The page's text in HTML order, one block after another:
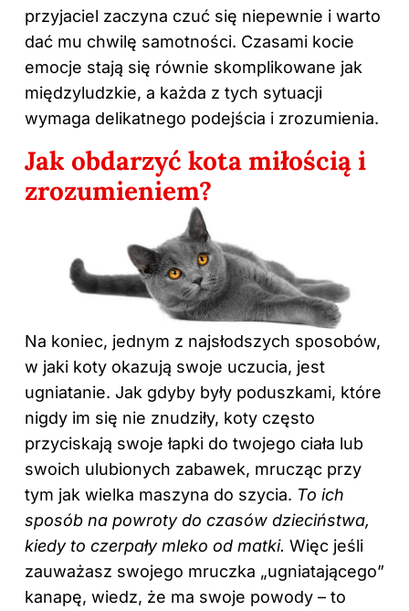
przyjaciel zaczyna czuć się niepewnie i warto
dać mu chwilę samotności. Czasami kocie
emocje stają się równie skomplikowane jak
międzyludzkie, a każda z tych sytuacji
wymaga delikatnego podejścia i zrozumienia.
Jak obdarzyć kota miłością i
zrozumieniem?
Na koniec, jednym z najsłodszych sposobów,
w jaki koty okazują swoje uczucia, jest
ugniatanie. Jak gdyby były poduszkami, które
nigdy im się nie znudziły, koty często
przyciskają swoje łapki do twojego ciała lub
swoich ulubionych zabawek, mrucząc przy
tym jak wielka maszyna do szycia. To ich
sposób na powroty do czasów dzieciństwa,
kiedy to czerpały mleko od matki. Więc jeśli
zauważasz swojego mruczka „ugniatającego”
kanapę, wiedz, że ma swoje powody – to